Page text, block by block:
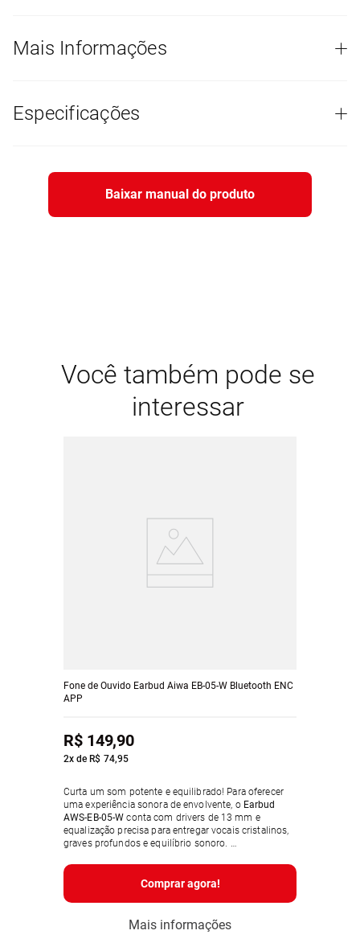
Mais Informações
Especificações
Baixar manual do produto
Você também pode se
interessar
Fone de Ouvido Earbud Aiwa EB-05-W Bluetooth ENC
APP
R$ 149,90
2x de R$ 74,95
Curta um som potente e equilibrado! Para oferecer
uma experiência sonora de envolvente, o Earbud
AWS-EB-05-W conta com drivers de 13 mm e
equalização precisa para entregar vocais cristalinos,
graves profundos e equilíbrio sonoro.
Com
nos treinos da academia, no trabalho e em outros
Comprar agora!
Mais informações